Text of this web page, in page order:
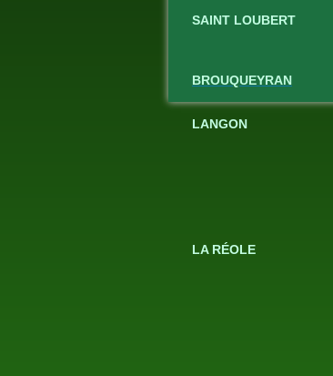
SAINT LOUBERT
BROUQUEYRAN
LANGON
LA RÉOLE